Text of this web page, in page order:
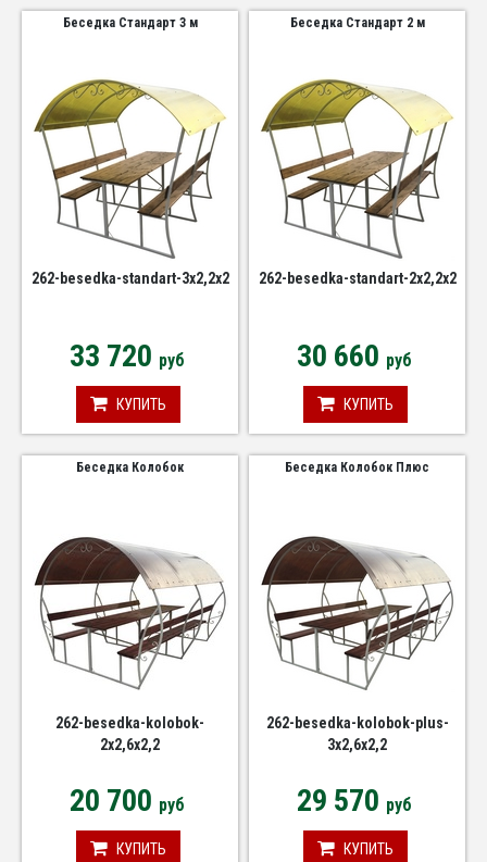
Беседка Стандарт 3 м
262-besedka-standart-3x2,2x2
33 720 руб
КУПИТЬ
Беседка Стандарт 2 м
262-besedka-standart-2x2,2x2
30 660 руб
КУПИТЬ
Беседка Колобок
262-besedka-kolobok-
2x2,6x2,2
20 700 руб
КУПИТЬ
Беседка Колобок Плюс
262-besedka-kolobok-plus-
3x2,6x2,2
29 570 руб
КУПИТЬ